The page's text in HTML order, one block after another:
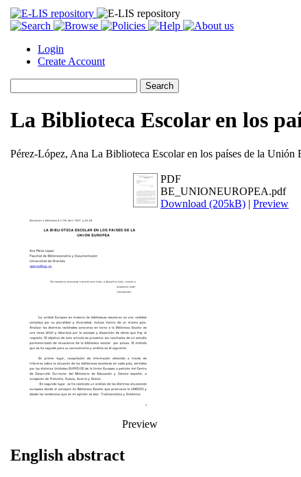
Login
Create Account
La Biblioteca Escolar en los
Pérez-López, Ana La Biblioteca Escolar en los países de la Unión
Preview
PDF
BE_UNIONEUROPEA.pdf
Download (205kB) | Preview
English abstract